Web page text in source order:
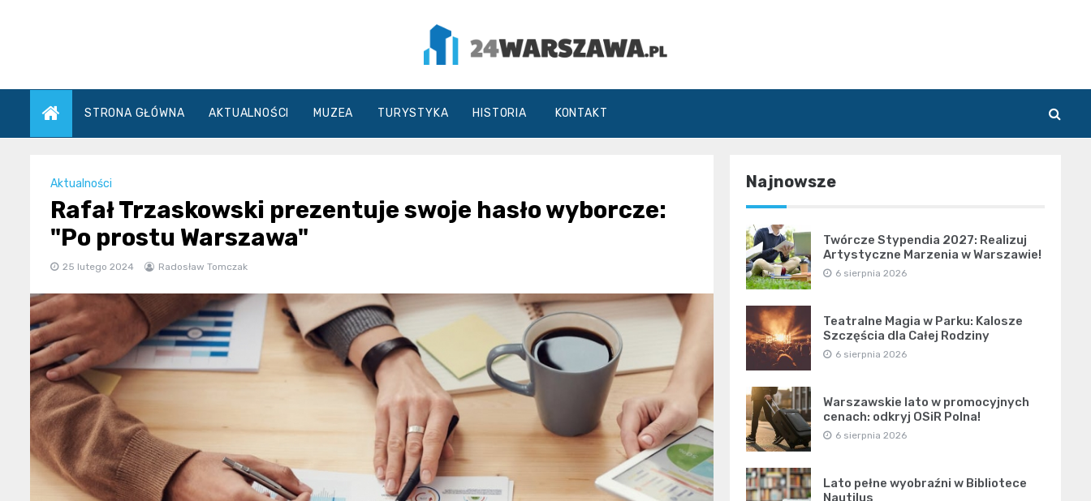
24Warszawa.pl
STRONA GŁÓWNA AKTUALNOŚCI MUZEA TURYSTYKA HISTORIA KONTAKT
Aktualności
Rafał Trzaskowski prezentuje swoje hasło wyborcze:
"Po prostu Warszawa"
25 lutego 2024 Radosław Tomczak
Najnowsze
Twórcze Stypendia 2027: Realizuj
Artystyczne Marzenia w Warszawie!
6 sierpnia 2026
Teatralne Magia w Parku: Kalosze
Szczęścia dla Całej Rodziny
6 sierpnia 2026
Warszawskie lato w promocyjnych
cenach: odkryj OSiR Polna!
6 sierpnia 2026
Lato pełne wyobraźni w Bibliotece
Nautilus